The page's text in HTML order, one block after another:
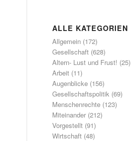
ALLE KATEGORIEN
Allgemein(172)
Gesellschaft(628)
Altern- Lust und Frust! (25)
Arbeit(11)
Augenblicke(156)
Gesellschaftspolitik(69)
Menschenrechte(123)
Miteinander(212)
Vorgestellt(91)
Wirtschaft(48)